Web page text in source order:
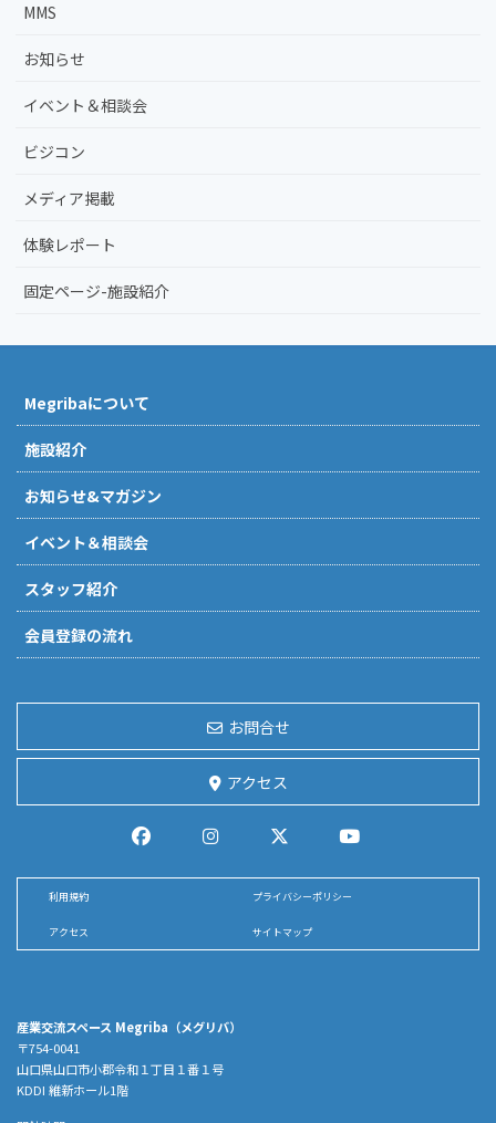
MMS
お知らせ
イベント＆相談会
ビジコン
メディア掲載
体験レポート
固定ページ-施設紹介
産業交流スペース Megriba（メグリバ）
〒754-0041
山口県山口市小郡令和１丁目１番１号
KDDI 維新ホール1階
Megribaについて
施設紹介
お知らせ&マガジン
イベント＆相談会
スタッフ紹介
会員登録の流れ
お問合せ
アクセス
利用規約 プライバシーポリシー
アクセス サイトマップ